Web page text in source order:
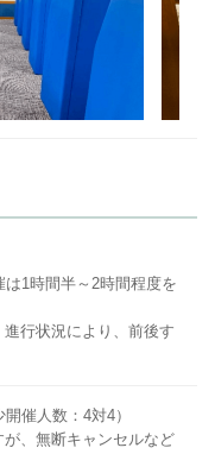
1時間半～2時間程度を
進行状況により、前後す
催人数：4対4）
、無断キャンセルなど